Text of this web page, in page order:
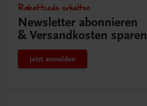
Rabattcode erhalten
Newsletter abonnieren
& Versandkosten sparen
Jetzt anmelden